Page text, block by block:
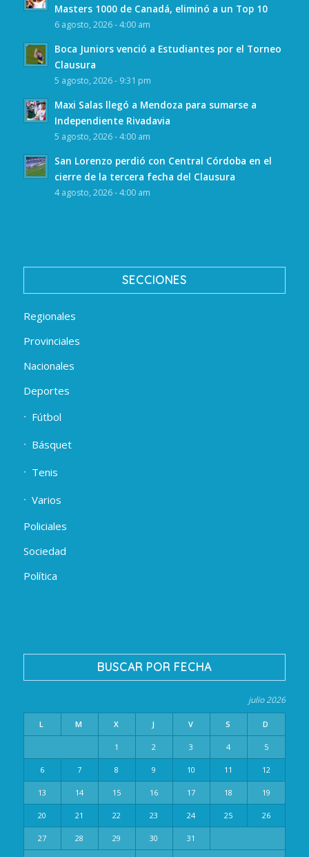
Masters 1000 de Canadá, eliminó a un Top 10
6 agosto, 2026 - 4:00 am
Boca Juniors venció a Estudiantes por el Torneo
Clausura
5 agosto, 2026 - 9:31 pm
Maxi Salas llegó a Mendoza para sumarse a
Independiente Rivadavia
5 agosto, 2026 - 4:00 am
San Lorenzo perdió con Central Córdoba en el
cierre de la tercera fecha del Clausura
4 agosto, 2026 - 4:00 am
SECCIONES
Regionales
Provinciales
Nacionales
Deportes
Fútbol
Básquet
Tenis
Varios
Policiales
Sociedad
Política
BUSCAR POR FECHA
julio 2026
L M X J V S D
1 2 3 4 5
6 7 8 9 10 11 12
13 14 15 16 17 18 19
20 21 22 23 24 25 26
27 28 29 30 31